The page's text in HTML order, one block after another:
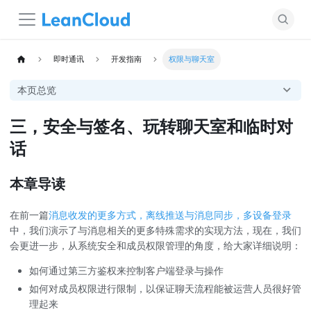
即时通讯 开发指南 权限与聊天室
本页总览
三，安全与签名、玩转聊天室和临时对
话
本章导读
在前一篇消息收发的更多方式，离线推送与消息同步，多设备登录
中，我们演示了与消息相关的更多特殊需求的实现方法，现在，我们
会更进一步，从系统安全和成员权限管理的角度，给大家详细说明：
如何通过第三方鉴权来控制客户端登录与操作
如何对成员权限进行限制，以保证聊天流程能被运营人员很好管
理起来